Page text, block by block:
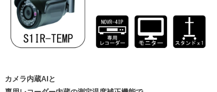
カメラ内蔵AIと